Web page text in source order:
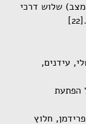
שלוש דרכי
עידנים,
חלוץ